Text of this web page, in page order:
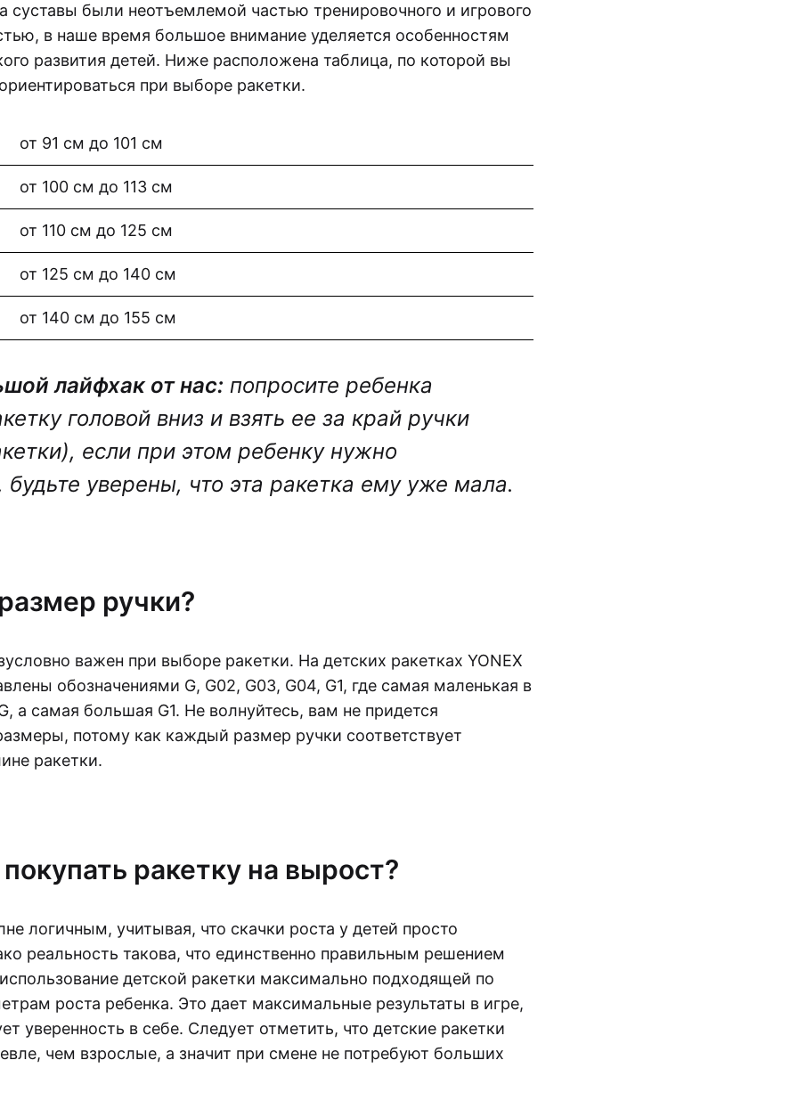
суставы были неотъемлемой частью тренировочного и игрового
в наше время большое внимание уделяется особенностям
развития детей. Ниже расположена таблица, по которой вы
при выборе ракетки.
от 91 см до 101 см
от 100 см до 113 см
от 110 см до 125 см
от 125 см до 140 см
от 140 см до 155 см
лайфхак от нас: попросите ребенка
головой вниз и взять ее за край ручки
если при этом ребенку нужно
будьте уверены, что эта ракетка ему уже мала.
ручки?
важен при выборе ракетки. На детских ракетках YONEX
обозначениями G, G02, G03, G04, G1, где самая маленькая в
а самая большая G1. Не волнуйтесь, вам не придется
потому как каждый размер ручки соответствует
ракетки.
ракетку на вырост?
логичным, учитывая, что скачки роста у детей просто
реальность такова, что единственно правильным решением
детской ракетки максимально подходящей по
роста ребенка. Это дает максимальные результаты в игре,
уверенность в себе. Следует отметить, что детские ракетки
чем взрослые, а значит при смене не потребуют больших